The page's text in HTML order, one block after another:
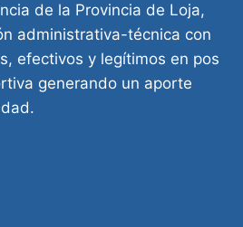
de la Provincia de Loja,
administrativa-técnica con
efectivos y legítimos en pos
generando un aporte